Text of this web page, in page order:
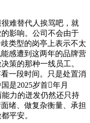
难替代人挨骂吧，就
影响。公司不会由于
类型的岗亭上表示不太
感遭到这两年的品牌营
策的那种一线员工。
一段时间。只是处置消
是2025岁首年月
能力的迸发仍然还只持
绪、做复杂衡量、承担
平安。